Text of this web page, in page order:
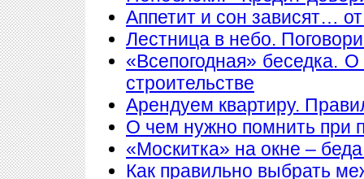
Аппетит и сон зависят…
Лестница в небо.
«Всепогодная» беседка.
строительстве
Арендуем квартиру.
О чем нужно помнить при
«Москитка» на окне –
Как правильно выбрать